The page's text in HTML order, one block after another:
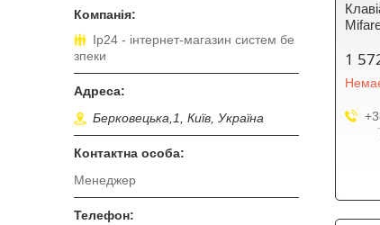
1
Ip24 - інтернет-магазин систем бе
зпеки
Берковецька,1, Київ, Україна
Менеджер